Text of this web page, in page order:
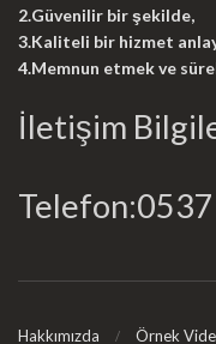
2.Güvenilir bir şekilde,
3.Kaliteli bir hizmet
4.Memnun etmek ve
İletişim
Hakkımızda Örnek